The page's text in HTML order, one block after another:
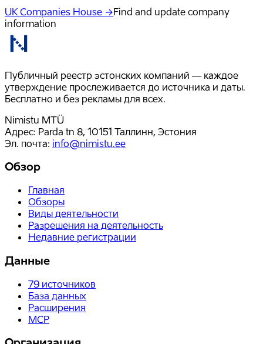
UK Companies House →Find and update company
information
Публичный реестр эстонских компаний — каждое
утверждение прослеживается до источника и даты.
Бесплатно и без рекламы для всех.
Nimistu MTÜ
Адрес: Parda tn 8, 10151 Таллинн, Эстония
Эл. почта: info@nimistu.ee
Обзор
Главная
Обзоры
Виды деятельности
Разрешения на деятельность
Недавние регистрации
Данные
79 источников
База данных
Расширения
MCP